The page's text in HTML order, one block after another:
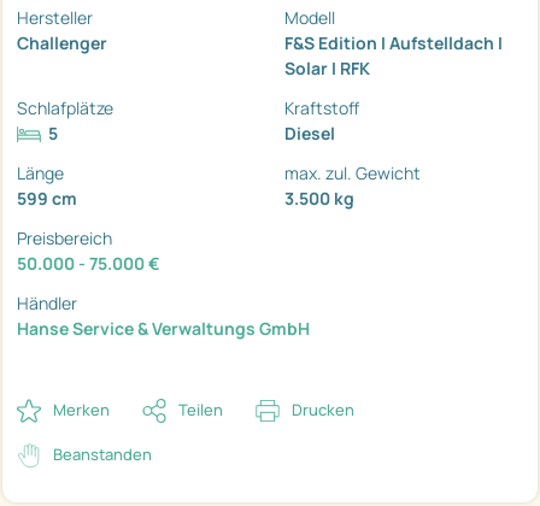
Hersteller
Challenger
Modell
F&S Edition I Aufstelldach I
Solar I RFK
Schlafplätze
5
Kraftstoff
Diesel
Länge
599 cm
max. zul. Gewicht
3.500 kg
Preisbereich
50.000 - 75.000 €
Händler
Hanse Service & Verwaltungs GmbH
Merken Teilen Drucken
Beanstanden